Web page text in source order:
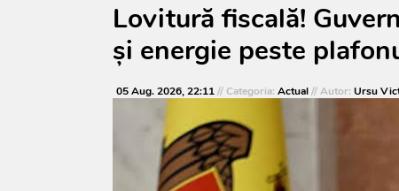
Lovitură fiscală!
și energie peste
05 Aug. 2026, 22:11// Categoria: Actual// Autor: Ursu